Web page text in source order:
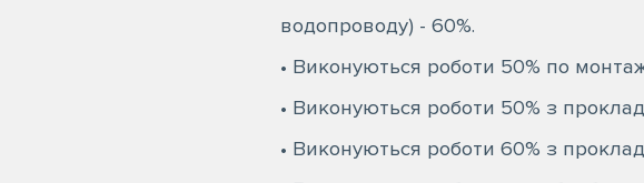
водопроводу) - 60%.
• Виконуються роботи 50% по
• Виконуються роботи 50% з
• Виконуються роботи 60% з